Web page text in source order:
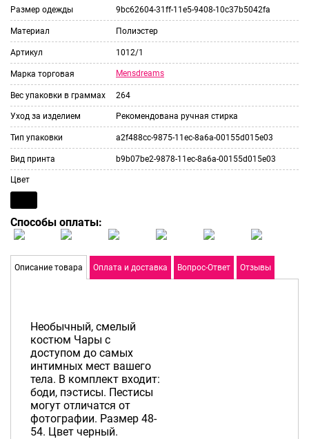
Размер одежды 9bc62604-31ff-11e5-9408-10c37b5042fa
Материал Полиэстер
Артикул 1012/1
Марка торговая Mensdreams
Вес упаковки в граммах 264
Уход за изделием Рекомендована ручная стирка
Тип упаковки a2f488cc-9875-11ec-8a6a-00155d015e03
Вид принта b9b07be2-9878-11ec-8a6a-00155d015e03
Цвет
Способы оплаты:
Описание товара Оплата и доставка Вопрос-Ответ Отзывы
Необычный, смелый
костюм Чары с
доступом до самых
интимных мест вашего
тела. В комплект входит:
боди, пэстисы. Пестисы
могут отличатся от
фотографии. Размер 48-
54. Цвет черный.